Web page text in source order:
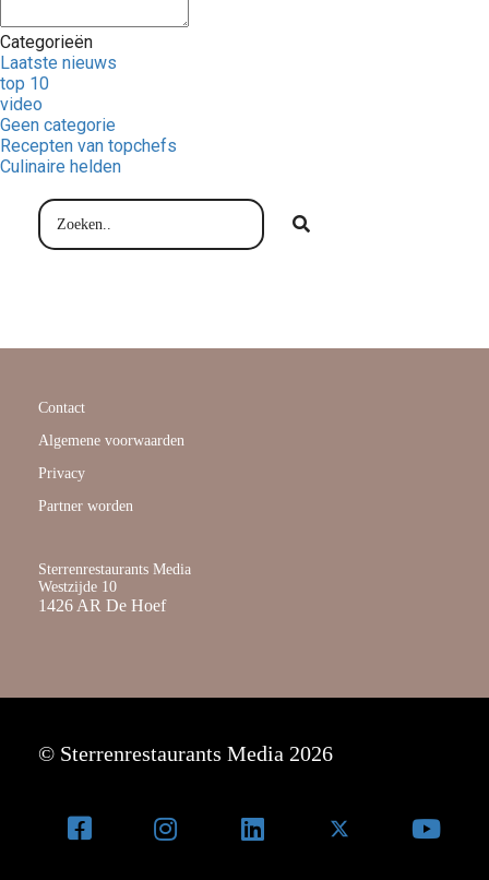
Categorieën
Laatste nieuws
top 10
video
Geen categorie
Recepten van topchefs
Culinaire helden
Contact
Algemene voorwaarden
Privacy
Partner worden
Sterrenrestaurants Media
Westzijde 10
1426 AR De Hoef
© Sterrenrestaurants Media 2026